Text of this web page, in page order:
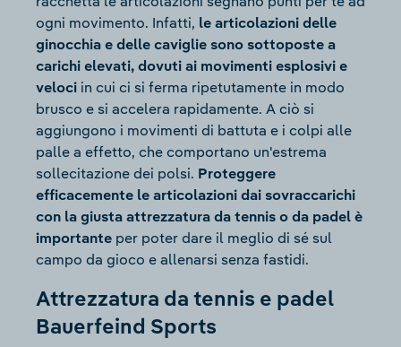
ogni movimento. Infatti, le articolazioni delle
ginocchia e delle caviglie sono sottoposte a
carichi elevati, dovuti ai movimenti esplosivi e
veloci in cui ci si ferma ripetutamente in modo
brusco e si accelera rapidamente. A ciò si
aggiungono i movimenti di battuta e i colpi alle
palle a effetto, che comportano un'estrema
sollecitazione dei polsi. Proteggere
efficacemente le articolazioni dai sovraccarichi
con la giusta attrezzatura da tennis o da padel è
importante per poter dare il meglio di sé sul
campo da gioco e allenarsi senza fastidi.
Attrezzatura da tennis e padel
Bauerfeind Sports